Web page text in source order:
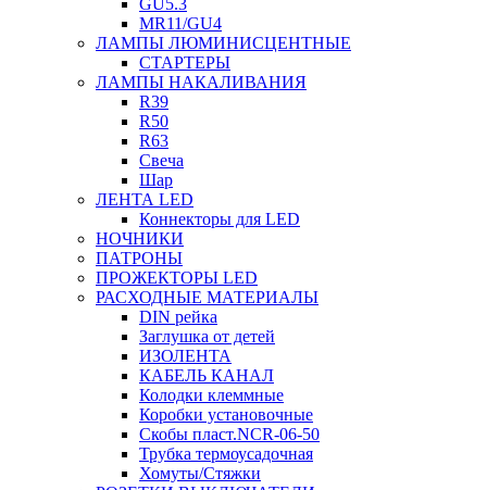
GU5.3
MR11/GU4
ЛАМПЫ ЛЮМИНИСЦЕНТНЫЕ
СТАРТЕРЫ
ЛАМПЫ НАКАЛИВАНИЯ
R39
R50
R63
Свеча
Шар
ЛЕНТА LED
Коннекторы для LED
НОЧНИКИ
ПАТРОНЫ
ПРОЖЕКТОРЫ LED
РАСХОДНЫЕ МАТЕРИАЛЫ
DIN рейка
Заглушка от детей
ИЗОЛЕНТА
КАБЕЛЬ КАНАЛ
Колодки клеммные
Коробки установочные
Скобы пласт.NCR-06-50
Трубка термоусадочная
Хомуты/Стяжки